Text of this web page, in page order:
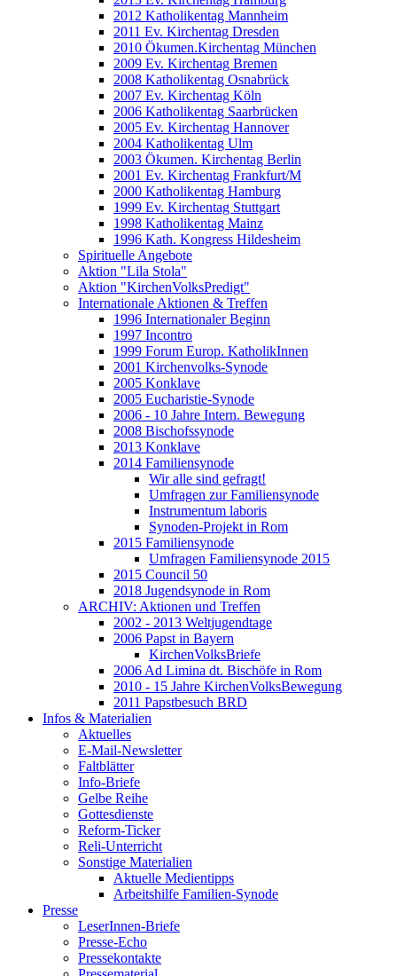
2012 Katholikentag Mannheim
2011 Ev. Kirchentag Dresden
2010 Ökumen.Kirchentag München
2009 Ev. Kirchentag Bremen
2008 Katholikentag Osnabrück
2007 Ev. Kirchentag Köln
2006 Katholikentag Saarbrücken
2005 Ev. Kirchentag Hannover
2004 Katholikentag Ulm
2003 Ökumen. Kirchentag Berlin
2001 Ev. Kirchentag Frankfurt/M
2000 Katholikentag Hamburg
1999 Ev. Kirchentag Stuttgart
1998 Katholikentag Mainz
1996 Kath. Kongress Hildesheim
Spirituelle Angebote
Aktion "Lila Stola"
Aktion "KirchenVolksPredigt"
Internationale Aktionen & Treffen
1996 Internationaler Beginn
1997 Incontro
1999 Forum Europ. KatholikInnen
2001 Kirchenvolks-Synode
2005 Konklave
2005 Eucharistie-Synode
2006 - 10 Jahre Intern. Bewegung
2008 Bischofssynode
2013 Konklave
2014 Familiensynode
Wir alle sind gefragt!
Umfragen zur Familiensynode
Instrumentum laboris
Synoden-Projekt in Rom
2015 Familiensynode
Umfragen Familiensynode 2015
2015 Council 50
2018 Jugendsynode in Rom
ARCHIV: Aktionen und Treffen
2002 - 2013 Weltjugendtage
2006 Papst in Bayern
KirchenVolksBriefe
2006 Ad Limina dt. Bischöfe in Rom
2010 - 15 Jahre KirchenVolksBewegung
2011 Papstbesuch BRD
Infos & Materialien
Aktuelles
E-Mail-Newsletter
Faltblätter
Info-Briefe
Gelbe Reihe
Gottesdienste
Reform-Ticker
Reli-Unterricht
Sonstige Materialien
Aktuelle Medientipps
Arbeitshilfe Familien-Synode
Presse
LeserInnen-Briefe
Presse-Echo
Pressekontakte